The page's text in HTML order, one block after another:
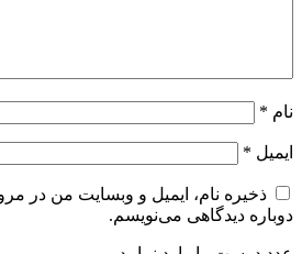
نام *
ایمیل *
ذخیره نام، ایمیل و وبسایت من در
دوباره دیدگاهی می‌نویسم.